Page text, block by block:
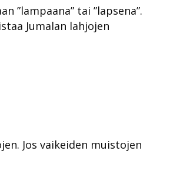
”lampaana” tai ”lapsena”.
Jumalan lahjojen
Jos vaikeiden muistojen